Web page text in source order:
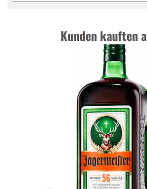
Kunden kauften